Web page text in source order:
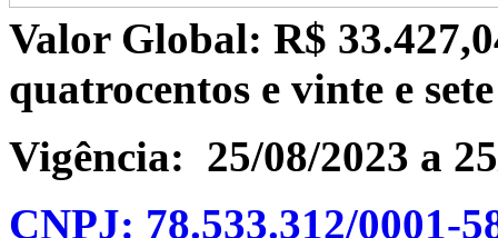
Valor Global: R$
quatrocentos e vinte e
Vigência: 25/08/2023 a
CNPJ: 78.533.312/0001-